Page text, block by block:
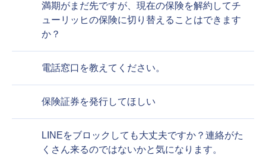
満期がまだ先ですが、現在の保険を解約してチ
ューリッヒの保険に切り替えることはできます
か？
電話窓口を教えてください。
保険証券を発行してほしい
LINEをブロックしても大丈夫ですか？連絡がた
くさん来るのではないかと気になります。